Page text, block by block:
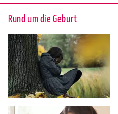
Rund um die Ge­burt